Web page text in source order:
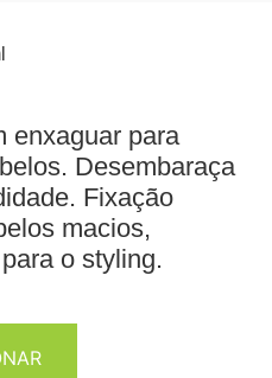
enxaguar para
Desembaraça
Fixação
macios,
o styling.